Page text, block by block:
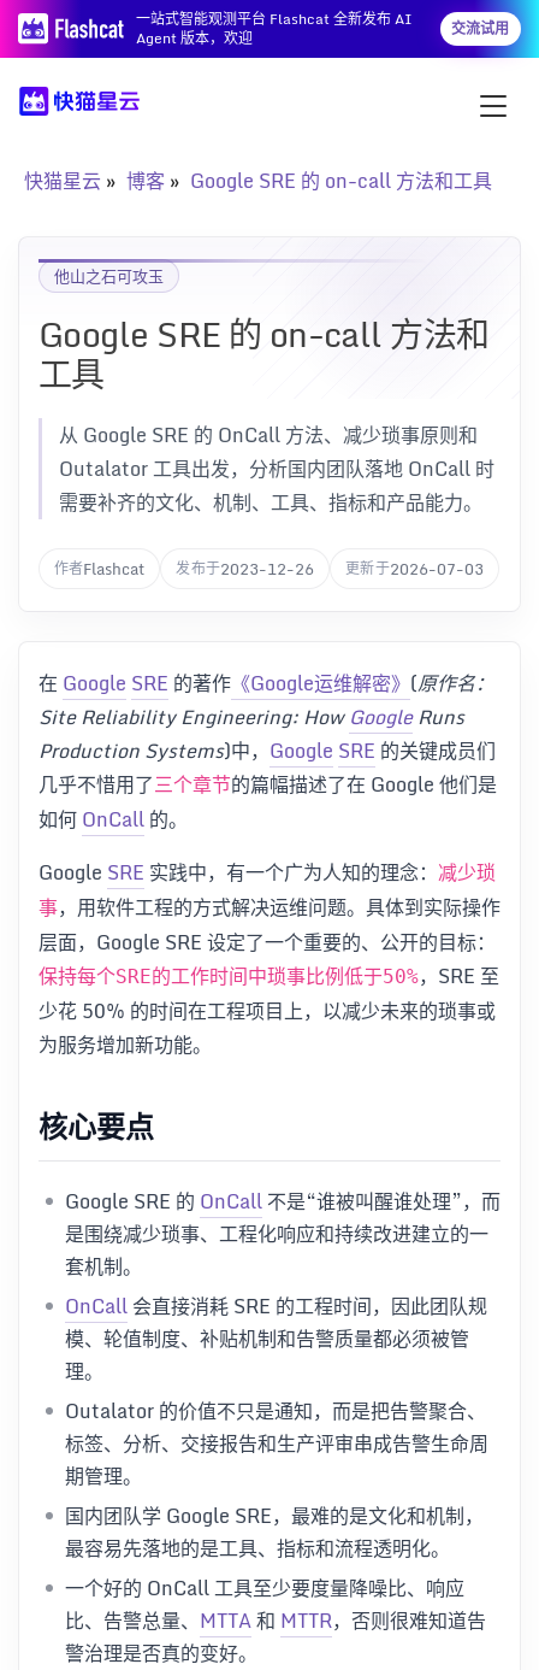
一站式智能观测平台 Flashcat 全新发布 AI
Agent 版本，欢迎
交流试用
快猫星云 博客 Google SRE 的 on-call 方法和工具
他山之石可攻玉
Google SRE 的 on-call 方法和
工具
从 Google SRE 的 OnCall 方法、减少琐事原则和
Outalator 工具出发，分析国内团队落地 OnCall 时
需要补齐的文化、机制、工具、指标和产品能力。
作者Flashcat 发布于2023-12-26 更新于2026-07-03
在 Google SRE 的著作 《Google运维解密》 (原作名：
Site Reliability Engineering: HowGoogleRuns
Production Systems)中， Google SRE 的关键成员们
几乎不惜用了三个章节的篇幅描述了在 Google 他们是
如何OnCall的。
Google SRE 实践中，有一个广为人知的理念：
减少琐
事，用软件工程的方式解决运维问题。具体到实际操作
层面，Google SRE 设定了一个重要的、公开的目标：
保持每个SRE的工作时间中琐事比例低于50%，SRE 至
少花 50% 的时间在工程项目上，以减少未来的琐事或
为服务增加新功能。
核心要点
Google SRE 的 OnCall不是“谁被叫醒谁处理”，而
是围绕减少琐事、工程化响应和持续改进建立的一
套机制。
OnCall会直接消耗 SRE 的工程时间，因此团队规
模、轮值制度、补贴机制和告警质量都必须被管
理。
Outalator 的价值不只是通知，而是把告警聚合、
标签、分析、交接报告和生产评审串成告警生命周
期管理。
国内团队学 Google SRE，最难的是文化和机制，
最容易先落地的是工具、指标和流程透明化。
一个好的 OnCall 工具至少要度量降噪比、响应
比、告警总量、 MTTA和 MTTR，否则很难知道告
警治理是否真的变好。